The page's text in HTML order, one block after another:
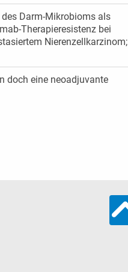
Darm-Mikrobioms als
Therapieresistenz bei
Nierenzellkarzinom;
doch eine neoadjuvante